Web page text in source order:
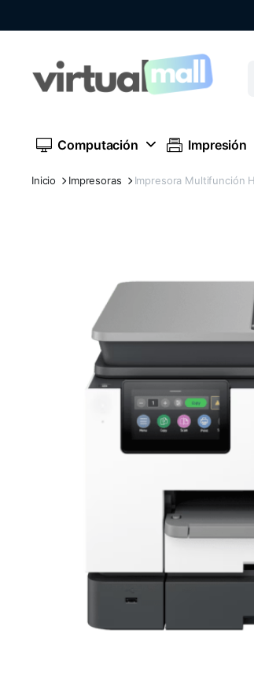
Computación Impresión
Inicio Impresoras Impresora Multifunción